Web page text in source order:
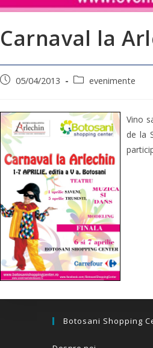
Carnaval la
05/04/2013 evenimente
Vino
de la
Botosani Shopping